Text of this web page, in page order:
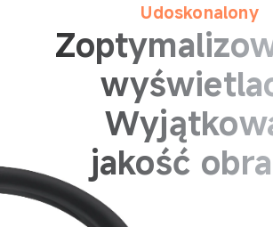
Udoskonalony
jakość